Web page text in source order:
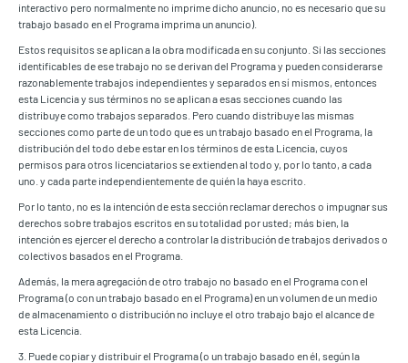
interactivo pero normalmente no imprime dicho anuncio, no es necesario que su
trabajo basado en el Programa imprima un anuncio).
Estos requisitos se aplican a la obra modificada en su conjunto. Si las secciones
identificables de ese trabajo no se derivan del Programa y pueden considerarse
razonablemente trabajos independientes y separados en sí mismos, entonces
esta Licencia y sus términos no se aplican a esas secciones cuando las
distribuye como trabajos separados. Pero cuando distribuye las mismas
secciones como parte de un todo que es un trabajo basado en el Programa, la
distribución del todo debe estar en los términos de esta Licencia, cuyos
permisos para otros licenciatarios se extienden al todo y, por lo tanto, a cada
uno. y cada parte independientemente de quién la haya escrito.
Por lo tanto, no es la intención de esta sección reclamar derechos o impugnar sus
derechos sobre trabajos escritos en su totalidad por usted; más bien, la
intención es ejercer el derecho a controlar la distribución de trabajos derivados o
colectivos basados en el Programa.
Además, la mera agregación de otro trabajo no basado en el Programa con el
Programa (o con un trabajo basado en el Programa) en un volumen de un medio
de almacenamiento o distribución no incluye el otro trabajo bajo el alcance de
esta Licencia.
3. Puede copiar y distribuir el Programa (o un trabajo basado en él, según la